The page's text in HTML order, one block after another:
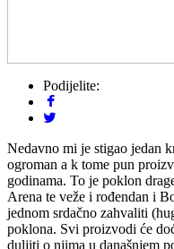
Podijelite:
Nedavno mi je stigao jedan
ogroman a k tome pun
godinama. To je poklon
Arena te veže i rođendan i
jednom srdačno zahvaliti
poklona. Svi proizvodi će
duljiti o njima u današnjem